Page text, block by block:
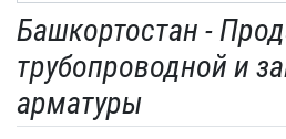
Башкортостан -
трубопроводной и
арматуры